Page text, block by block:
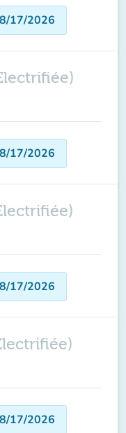
17/2026
17/2026
17/2026
17/2026